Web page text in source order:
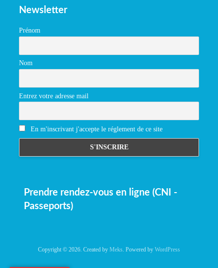
Newsletter
Prénom
Nom
Entrez votre adresse mail
En m'inscrivant j'accepte le réglement de ce site
Prendre rendez-vous en ligne (CNI -
Passeports)
Copyright © 2026. Created by Meks . Powered by WordPress